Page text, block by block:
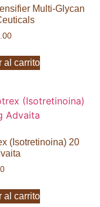
Multi-Glycan
al carrito
(Isotretinoina) 20
al carrito